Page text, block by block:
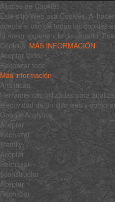
Ajustes de Cookies
Este sitio Web usa Cookies. Al
acepta el uso de todas las cookies
la mejor experiencia de usuario.
Cookies: MÁS INFORMACIÓN
Aceptar todo
Rechazar todo
Más información
Analíticas
Herramientas utilizadas para
efectividad de un sitio web y
Google Analytics
Aceptar
Rechazar
$family
Aceptar
Rechazar
$constructor
Aceptar
Rechazar